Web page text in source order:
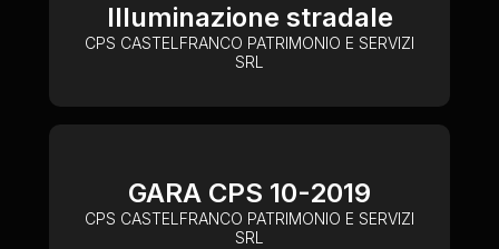
Illuminazione stradale
CPS CASTELFRANCO PATRIMONIO E SERVIZI
SRL
GARA CPS 10-2019
CPS CASTELFRANCO PATRIMONIO E SERVIZI
SRL